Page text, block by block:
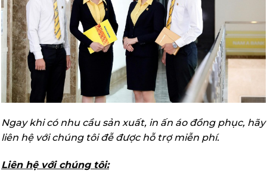
Ngay khi có nhu cầu sản xuất, in ấn áo đồng phục, hãy
liên hệ với chúng tôi đễ được hỗ trợ miễn phí.
Liên hệ với chúng tôi: